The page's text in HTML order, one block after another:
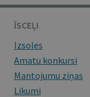
ĪSCEĻI
Izsoles
Amatu konkursi
Mantojumu ziņas
Likumi